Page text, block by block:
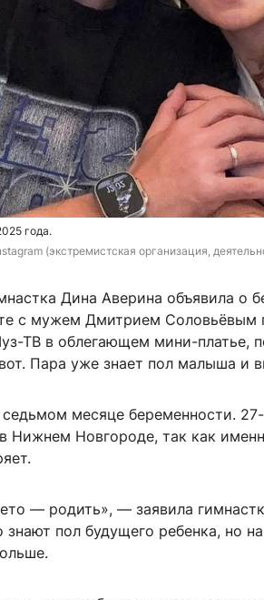
года.
(экстремистская организация,
Дина Аверина объявила о
с мужем Дмитрием Соловьёвым
ТВ в облегающем мини-платье,
Пара уже знает пол малыша и
месяце беременности.
Нижнем Новгороде, так как
— родить», — заявила
пол будущего ребенка, но